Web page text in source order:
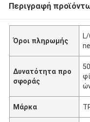
Περιγραφή
Όροι πληρωμής
L/
Δυνατότητα προ
σφοράς
Μάρκα